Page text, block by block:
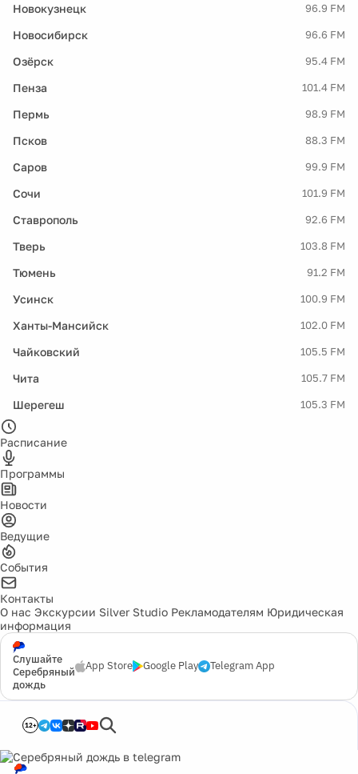
Новокузнецк 96.9 FM
Новосибирск 96.6 FM
Озёрск 95.4 FM
Пенза 101.4 FM
Пермь 98.9 FM
Псков 88.3 FM
Саров 99.9 FM
Сочи 101.9 FM
Ставрополь 92.6 FM
Тверь 103.8 FM
Тюмень 91.2 FM
Усинск 100.9 FM
Ханты-Мансийск 102.0 FM
Чайковский 105.5 FM
Чита 105.7 FM
Шерегеш 105.3 FM
Расписание
Программы
Новости
Ведущие
События
Контакты
О нас Экскурсии Silver Studio Рекламодателям Юридическая
информация
Слушайте
Серебряный
дождь
App Store Google Play Telegram App
12+